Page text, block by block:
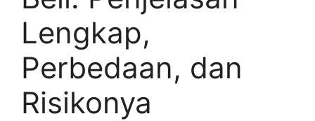
Lengkap,
Perbedaan, dan
Risikonya